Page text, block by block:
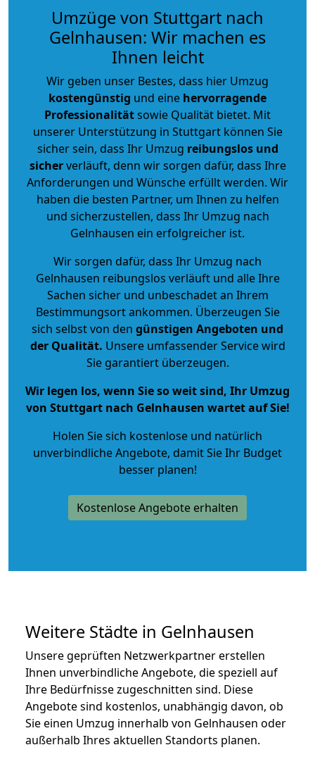
Umzüge von Stuttgart nach
Gelnhausen: Wir machen es
Ihnen leicht
Wir geben unser Bestes, dass hier Umzug
kostengünstig und eine hervorragende
Professionalitätsowie Qualität bietet. Mit
unserer Unterstützung in Stuttgart können Sie
sicher sein, dass Ihr Umzug reibungslos und
sicherverläuft, denn wir sorgen dafür, dass Ihre
Anforderungen und Wünsche erfüllt werden. Wir
haben die besten Partner, um Ihnen zu helfen
und sicherzustellen, dass Ihr Umzug nach
Gelnhausen ein erfolgreicher ist.
Wir sorgen dafür, dass Ihr Umzug nach
Gelnhausen reibungslos verläuft und alle Ihre
Sachen sicher und unbeschadet an Ihrem
Bestimmungsort ankommen. Überzeugen Sie
sich selbst von den günstigen Angeboten und
der Qualität. Unsere umfassender Service wird
Sie garantiert überzeugen.
Wir legen los, wenn Sie so weit sind, Ihr Umzug
von Stuttgart nach Gelnhausen wartet auf Sie!
Holen Sie sich kostenlose und natürlich
unverbindliche Angebote, damit Sie Ihr Budget
besser planen!
Kostenlose Angebote erhalten
Weitere Städte in Gelnhausen
Unsere geprüften Netzwerkpartner erstellen
Ihnen unverbindliche Angebote, die speziell auf
Ihre Bedürfnisse zugeschnitten sind. Diese
Angebote sind kostenlos, unabhängig davon, ob
Sie einen Umzug innerhalb von Gelnhausen oder
außerhalb Ihres aktuellen Standorts planen.